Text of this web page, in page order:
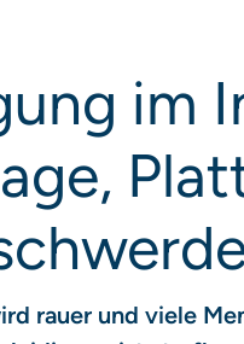
im
rauer und viele